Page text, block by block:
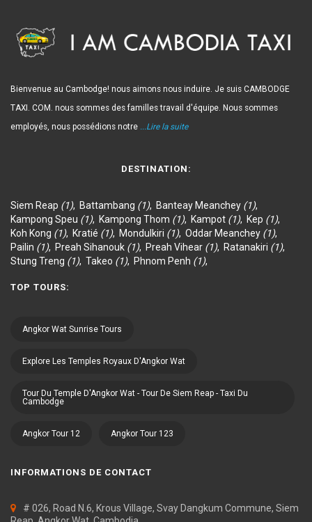
Bienvenue au Cambodge! nous aimons nous induire. Je suis CAMBODGE
TAXI. COM. nous sommes des familles travail d'équipe. Nous sommes
employés, nous possédions notre
...Lire la suite
DESTINATION:
Siem Reap (1), Battambang (1), Banteay Meanchey (1),
Kampong Speu (1), Kampong Thom (1), Kampot (1), Kep (1),
Koh Kong (1), Kratié (1), Mondulkiri (1), Oddar Meanchey (1),
Pailin (1), Preah Sihanouk (1), Preah Vihear (1), Ratanakiri (1),
Stung Treng (1), Takeo (1), Phnom Penh (1),
TOP TOURS:
Angkor Wat Sunrise Tours
Explore Les Temples Royaux D'Angkor Wat
Tour Du Temple D'Angkor Wat - Tour De Siem Reap - Taxi Du
Cambodge
Angkor Tour 12 Angkor Tour 123
INFORMATIONS DE CONTACT
# 026, Road N.6, Krous Village, Svay Dangkum Commune, Siem